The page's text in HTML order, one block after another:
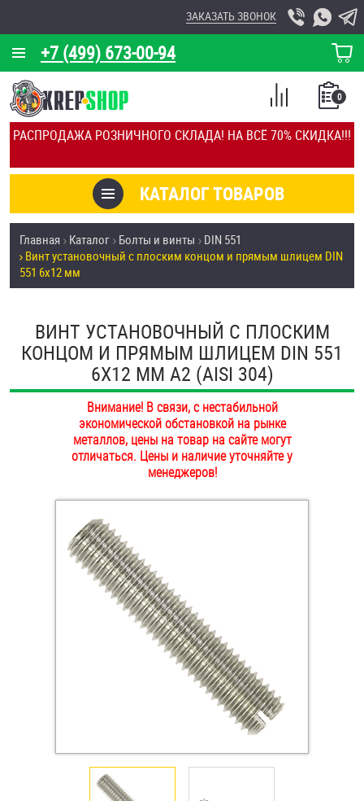
РАСПРОДАЖА РОЗНИЧНОГО СКЛАДА! НА ВСЁ 70% СКИДКА!!!
+7 (499) 673-00-94
ЗАКАЗАТЬ ЗВОНОК
КОРЗИНА
О КОМПАНИИ
КАЛЬКУЛЯТОР
ОТЗЫВЫ
УСЛУГИ
СКИДКИ
ПОКУПАТЕЛЯМ
ОПЛАТА И ДОСТАВКА
НАШИ МАГАЗИНЫ
КАТАЛОГ ТОВАРОВ
0
СПИСОК
СРАВНЕНИЕ
Товары со скидкой
Анкеры
Болты и винты
Втулки
Заклепки (Гайки-Заклепки)
Крюки, кольца с метрической резьбой
Крюки, кольца с шурупной резьбой
Оснастка и аксессуары для яхт
Главная Каталог Болты и винты
DIN 551
Винт установочный с плоским концом и прямым шлицем DIN
551 6х12 мм
ВИНТ УСТАНОВОЧНЫЙ С ПЛОСКИМ
КОНЦОМ И ПРЯМЫМ ШЛИЦЕМ DIN 551
6Х12 ММ А2 (AISI 304)
Внимание! В связи, с нестабильной
экономической обстановкой на рынке
металлов, цены на товар на сайте могут
отличаться. Цены и наличие уточняйте у
менеджеров!